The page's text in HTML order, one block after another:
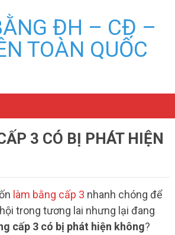
3 CÓ BỊ PHÁT HIỆN
làm bằng cấp 3 nhanh chóng để
trong tương lai nhưng lại đang
cấp 3 có bị phát hiện không?